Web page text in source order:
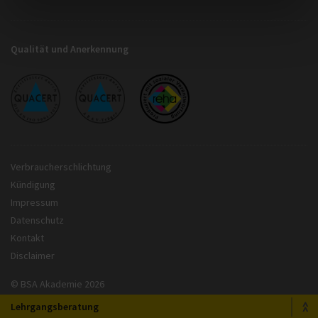
Lehrgangsberatung
Qualität und Anerkennung
Verbraucherschlichtung
Kündigung
Impressum
Datenschutz
Kontakt
Disclaimer
© BSA Akademie 2026